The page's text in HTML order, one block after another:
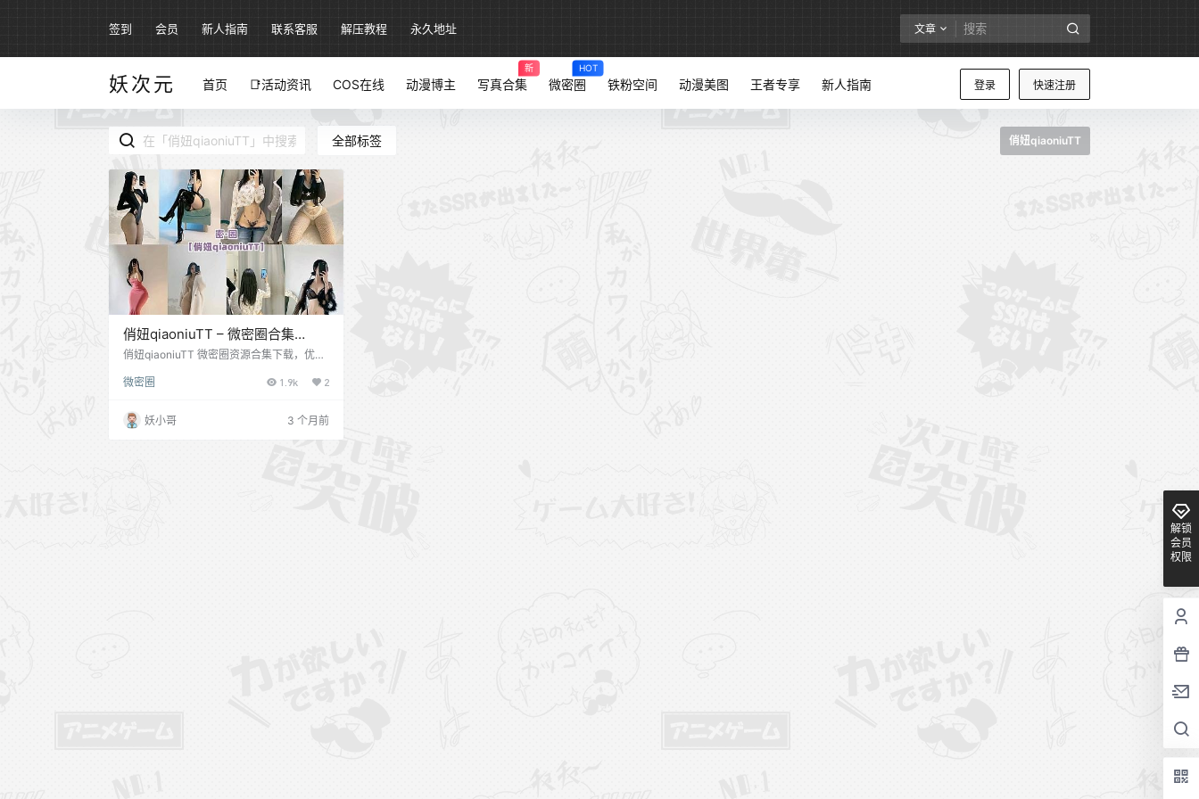
签到 会员 新人指南 联系客服 解压教程 永久地址 文章
妖次元 登录 快速注册
首页 📑活动资讯 COS在线 动漫博主 写真合集
新
微密圈
HOT
铁粉空间 动漫美图 王者专享 新人指南
全部标签 俏妞qiaoniuTT
俏妞qiaoniuTT – 微密圈合集
[100+套][4月最新作品][持续更新]
俏妞qiaoniuTT 微密圈资源合集下载，优秀
臀，堪称魔鬼身材，而且因为火辣的身材还
绅士就算不知道她的名字，也一定看过她的
照片。 高质量原版图包 微博：@俏妞T X：
@qiaoniuTT 俏妞qiaoniuTT 资源目录 202
微密圈 1.9k 2
妖小哥 3 个月前
解锁
会员
权限